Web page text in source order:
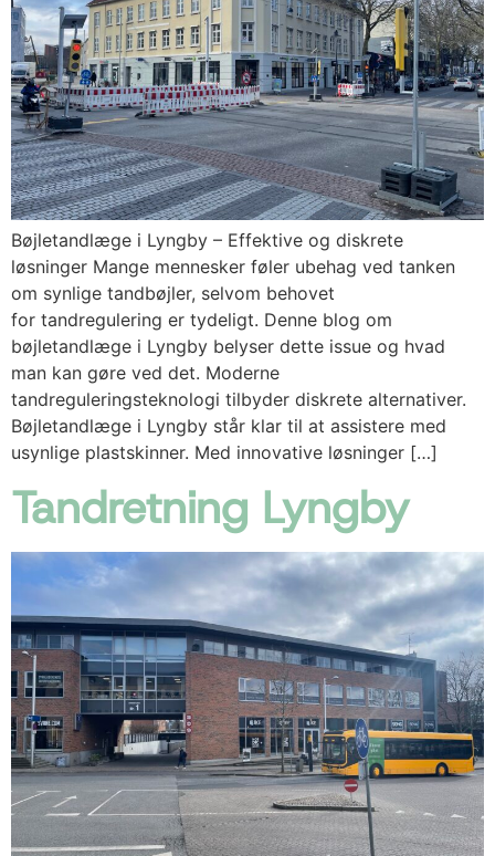
Bøjletandlæge i Lyngby – Effektive og diskrete
løsninger Mange mennesker føler ubehag ved tanken
om synlige tandbøjler, selvom behovet
for tandregulering er tydeligt. Denne blog om
bøjletandlæge i Lyngby belyser dette issue og hvad
man kan gøre ved det. Moderne
tandreguleringsteknologi tilbyder diskrete alternativer.
Bøjletandlæge i Lyngby står klar til at assistere med
usynlige plastskinner. Med innovative løsninger […]
Tandretning Lyngby